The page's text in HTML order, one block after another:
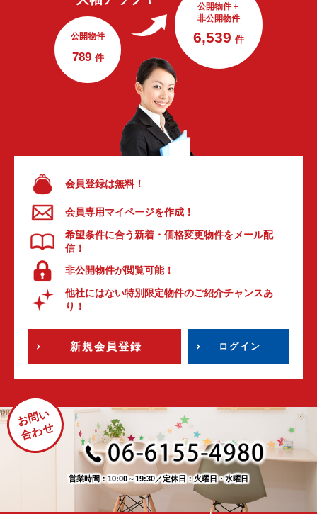
公開物件
789 件
公開物件＋
非公開物件
6,539 件
会員登録は無料！
会員専用マイページを作成！
希望条件に合う新着・価格変更物件をメール配
信！
非公開物件が閲覧可能！
他社にはない特別限定物件のご紹介チャンスあ
り！
新規会員登録 ログイン
お問い
合わせ
営業時間：10:00～19:30／定休日：火曜日・水曜日